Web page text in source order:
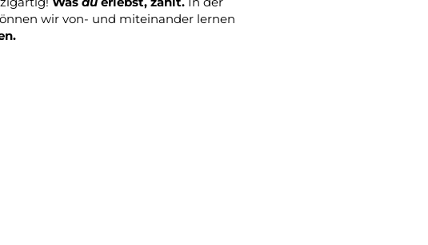
wir von- und miteinander lernen